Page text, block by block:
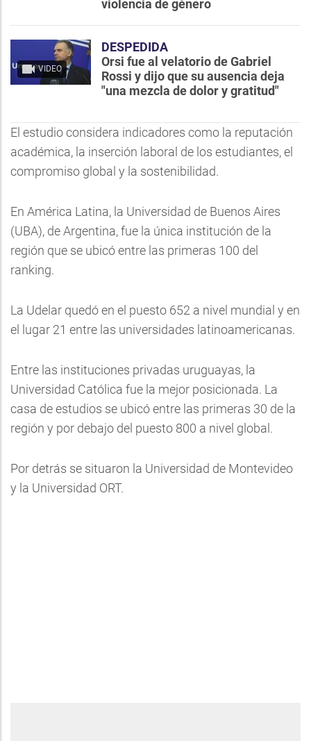
violencia de género
VIDEO
DESPEDIDA
Orsi fue al velatorio de Gabriel
Rossi y dijo que su ausencia deja
"una mezcla de dolor y gratitud"
El estudio considera indicadores como la reputación
académica, la inserción laboral de los estudiantes, el
compromiso global y la sostenibilidad.
En América Latina, la Universidad de Buenos Aires
(UBA), de Argentina, fue la única institución de la
región que se ubicó entre las primeras 100 del
ranking.
La Udelar quedó en el puesto 652 a nivel mundial y en
el lugar 21 entre las universidades latinoamericanas.
Entre las instituciones privadas uruguayas, la
Universidad Católica fue la mejor posicionada. La
casa de estudios se ubicó entre las primeras 30 de la
región y por debajo del puesto 800 a nivel global.
Por detrás se situaron la Universidad de Montevideo
y la Universidad ORT.